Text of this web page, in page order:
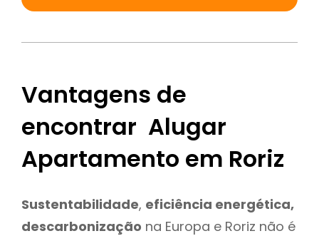
Vantagens de
encontrar Alugar
Apartamento em Roriz
Sustentabilidade, eficiência energética,
descarbonização na Europa e Roriz não é